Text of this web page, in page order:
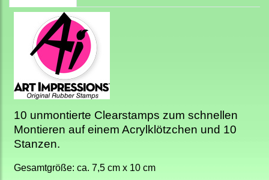
10 unmontierte Clearstamps zum schnellen
Montieren auf einem Acrylklötzchen und 10
Stanzen.
Gesamtgröße: ca. 7,5 cm x 10 cm